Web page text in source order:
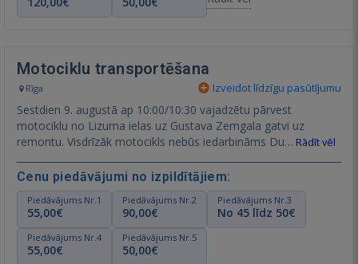
Motociklu transportēšana
Rīga Izveidot līdzīgu pasūtījumu
Sestdien 9. augustā ap 10:00/10:30 vajadzētu pārvest
motociklu no Lizuma ielas uz Gustava Zemgala gatvi uz
remontu. Visdrīzāk motocikls nebūs iedarbināms Du… Rādīt vēl
Cenu piedāvājumi no izpildītājiem:
Piedāvājums Nr.1
55,00€
Piedāvājums Nr.2
90,00€
Piedāvājums Nr.3
No 45 līdz 50€
Piedāvājums Nr.4
55,00€
Piedāvājums Nr.5
50,00€